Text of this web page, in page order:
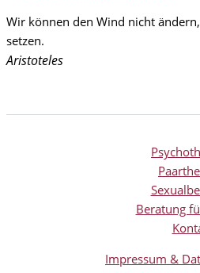
Wir können den Wind nicht
setzen.
Aristoteles
Beratung
Impressum &